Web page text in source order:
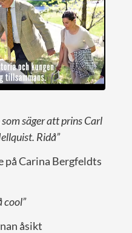
säger att prins Carl
Ridå”
på Carina Bergfeldts
cool”
åsikt